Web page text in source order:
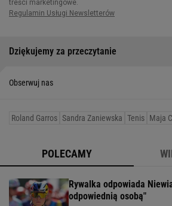
Dziękujemy za przeczytanie
Obserwuj nas
Roland Garros Sandra Zaniewska Tenis Maja
POLECAMY
Rywalka odpowiada
odpowiednią osobą"